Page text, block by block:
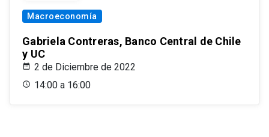
Macroeconomía
Gabriela Contreras, Banco Central de Chile
y UC
2 de Diciembre de 2022
14:00 a 16:00